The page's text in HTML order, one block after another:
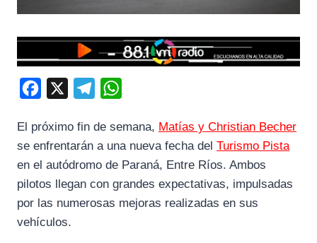
c
e
b
l
e
g
a
t
s
El próximo fin de semana, Matías y Christian Becher
se enfrentarán a una nueva fecha del Turismo Pista
en el autódromo de Paraná, Entre Ríos. Ambos
pilotos llegan con grandes expectativas, impulsadas
por las numerosas mejoras realizadas en sus
vehículos.